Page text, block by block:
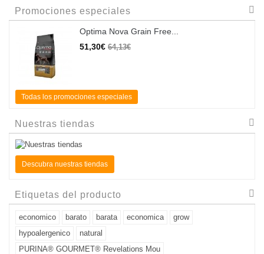
Promociones especiales
Optima Nova Grain Free...
51,30€ 64,13€
Todas los promociones especiales
Nuestras tiendas
Descubra nuestras tiendas
Etiquetas del producto
economico barato barata economica
grow
hypoalergenico
natural
PURINA® GOURMET® Revelations Mou